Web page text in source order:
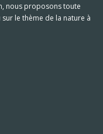
nous proposons toute
le thème de la nature à